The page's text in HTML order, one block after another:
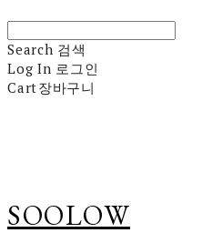
Search 검색
Log In 로그인
Cart장바구니
SOOLOW